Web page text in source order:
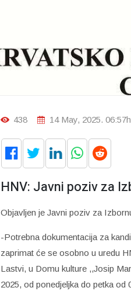
438 14 May, 2025. 06:57h
HNV: Javni poziv za
Objavljen je Javni poziv za
-Potrebna dokumentacija za
zaprimat će se osobno u uredu
Lastvi, u Domu kulture ,,Josip
2025, od ponedjeljka do petka